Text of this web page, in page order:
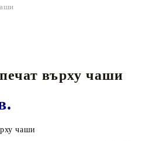
СУИЧЪР ПО ПОРЪЧКА
Star Wars Подаръци
върху чаши
чаши